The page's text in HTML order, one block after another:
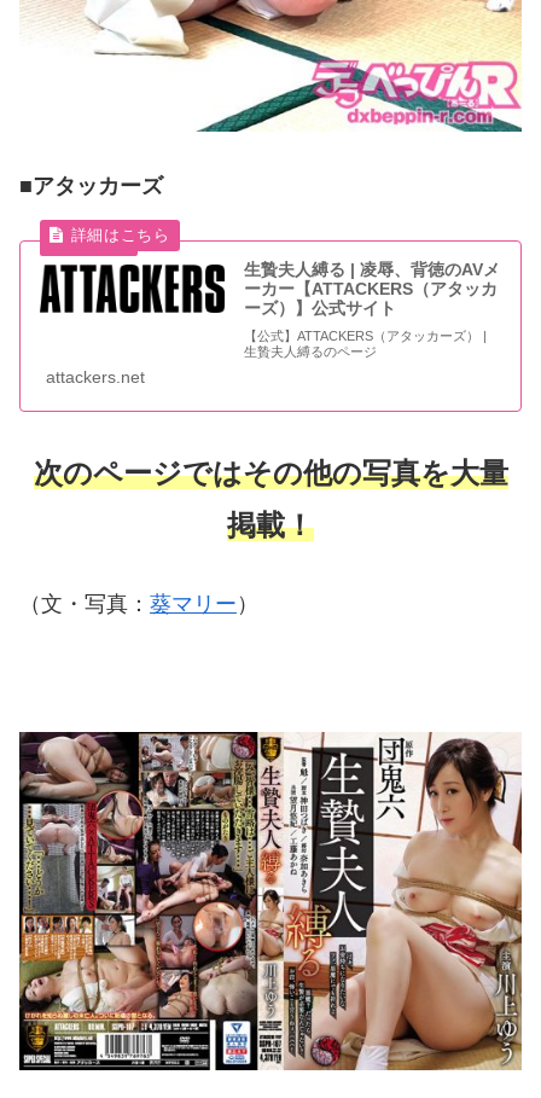
■アタッカーズ
生贄夫人縛る | 凌辱、背徳のAVメ
ーカー【ATTACKERS（アタッカ
ーズ）】公式サイト
【公式】ATTACKERS（アタッカーズ） |
生贄夫人縛るのページ
attackers.net
次のページではその他の写真を大量
掲載！
（文・写真： 葵マリー ）